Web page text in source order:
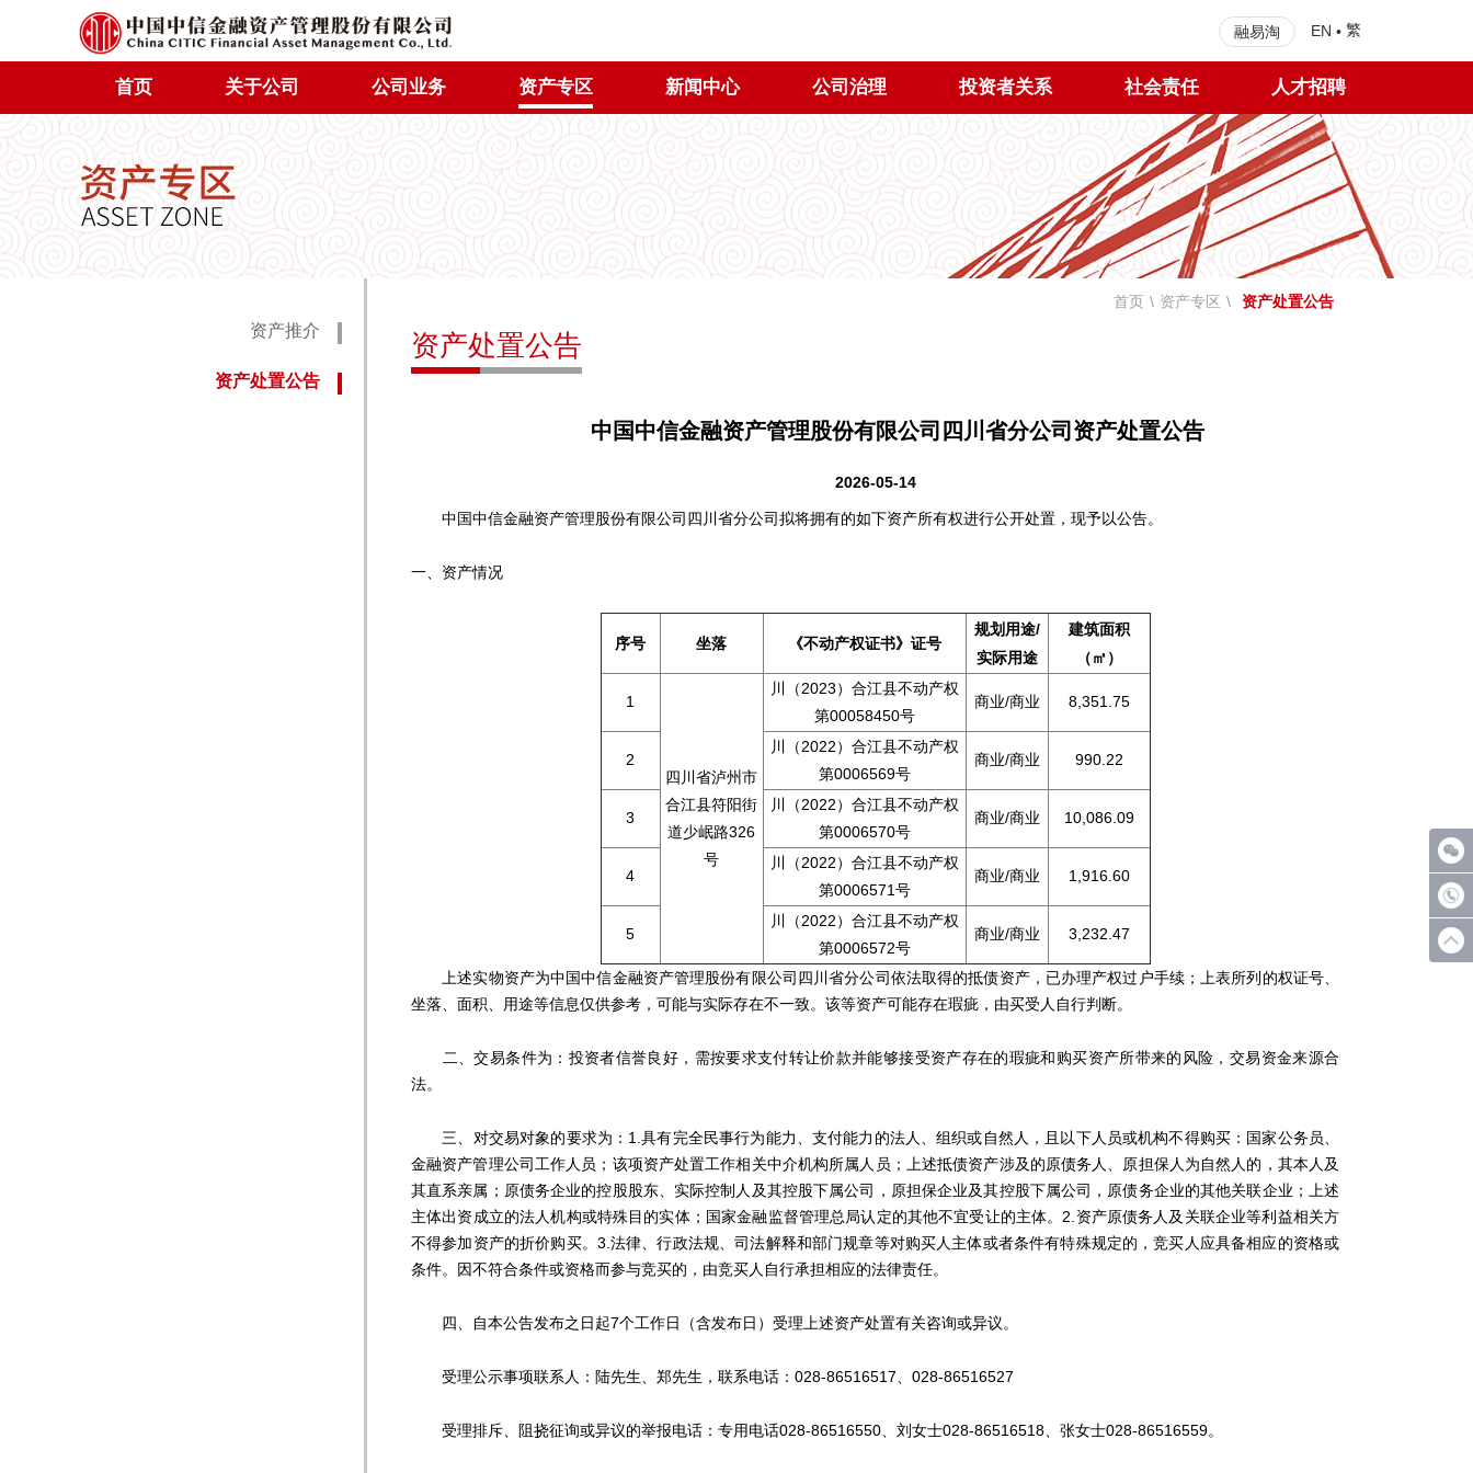
融易淘 EN • 繁
首页 关于公司 公司业务 资产专区 新闻中心 公司治理 投资者关系 社会责任 人才招聘
资产推介
资产处置公告
首页 \ 资产专区 \ 资产处置公告
资产处置公告
中国中信金融资产管理股份有限公司四川省分公司资产处置公告
2026-05-14
中国中信金融资产管理股份有限公司四川省分公司拟将拥有的如下资产所有权进行公开处置，现予以公告。
一、资产情况
序号 坐落 《不动产权证书》证号
规划用途/
实际用途
建筑面积
（㎡）
1
四川省泸州市
合江县符阳街
道少岷路326
号
川（2023）合江县不动产权
第00058450号
商业/商业 8,351.75
2
川（2022）合江县不动产权
第0006569号
商业/商业 990.22
3
川（2022）合江县不动产权
第0006570号
商业/商业 10,086.09
4
川（2022）合江县不动产权
第0006571号
商业/商业 1,916.60
5
川（2022）合江县不动产权
第0006572号
商业/商业 3,232.47
上述实物资产为中国中信金融资产管理股份有限公司四川省分公司依法取得的抵债资产，已办理产权过户手续；上表所列的权证号、
坐落、面积、用途等信息仅供参考，可能与实际存在不一致。该等资产可能存在瑕疵，由买受人自行判断。
二、交易条件为：投资者信誉良好，需按要求支付转让价款并能够接受资产存在的瑕疵和购买资产所带来的风险，交易资金来源合
法。
三、对交易对象的要求为：1.具有完全民事行为能力、支付能力的法人、组织或自然人，且以下人员或机构不得购买：国家公务员、
金融资产管理公司工作人员；该项资产处置工作相关中介机构所属人员；上述抵债资产涉及的原债务人、原担保人为自然人的，其本人及
其直系亲属；原债务企业的控股股东、实际控制人及其控股下属公司，原担保企业及其控股下属公司，原债务企业的其他关联企业；上述
主体出资成立的法人机构或特殊目的实体；国家金融监督管理总局认定的其他不宜受让的主体。2.资产原债务人及关联企业等利益相关方
不得参加资产的折价购买。3.法律、行政法规、司法解释和部门规章等对购买人主体或者条件有特殊规定的，竞买人应具备相应的资格或
条件。因不符合条件或资格而参与竞买的，由竞买人自行承担相应的法律责任。
四、自本公告发布之日起7个工作日（含发布日）受理上述资产处置有关咨询或异议。
受理公示事项联系人：陆先生、郑先生，联系电话：028-86516517、028-86516527
受理排斥、阻挠征询或异议的举报电话：专用电话028-86516550、刘女士028-86516518、张女士028-86516559。